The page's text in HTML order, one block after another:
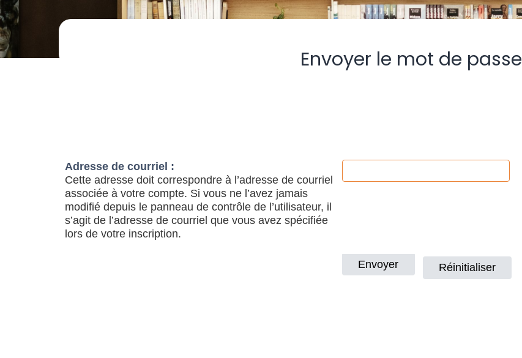
Envoyer le mot de passe
Adresse de courriel :
Cette adresse doit correspondre à l’adresse de courriel
associée à votre compte. Si vous ne l’avez jamais
modifié depuis le panneau de contrôle de l’utilisateur, il
s’agit de l’adresse de courriel que vous avez spécifiée
lors de votre inscription.